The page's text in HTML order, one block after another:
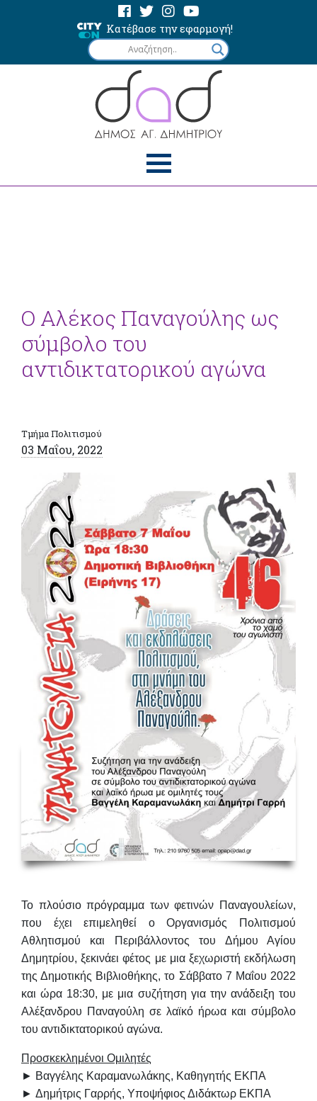
Κατέβασε την εφαρμογή!
Ο Αλέκος Παναγούλης ως
σύμβολο του
αντιδικτατορικού αγώνα
Τμήμα Πολιτισμού
03 Μαΐου, 2022
Το πλούσιο πρόγραμμα των φετινών Παναγουλείων,
που έχει επιμεληθεί ο Οργανισμός Πολιτισμού
Αθλητισμού και Περιβάλλοντος του Δήμου Αγίου
Δημητρίου, ξεκινάει φέτος με μια ξεχωριστή εκδήλωση
της Δημοτικής Βιβλιοθήκης,το Σάββατο 7 Μαΐου 2022
και ώρα 18:30, με μια συζήτηση για την ανάδειξη του
Αλέξανδρου Παναγούλη σε λαϊκό ήρωα και σύμβολο
του αντιδικτατορικού αγώνα.
Προσκεκλημένοι Ομιλητές
► Βαγγέλης Καραμανωλάκης, Καθηγητής ΕΚΠΑ
► Δημήτρις Γαρρής, Υποψήφιος Διδάκτωρ ΕΚΠΑ